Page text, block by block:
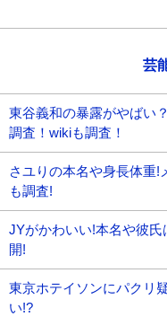
芸
東谷義和の暴露がやばい
調査！wikiも調査！
さユりの本名や身長体重!
も調査!
JYがかわいい!本名や彼
開!
東京ホテイソンにパクリ
い!?